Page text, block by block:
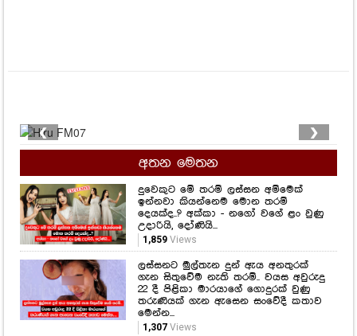
❮ ❯
අතන මෙතන
දුවෙකුට මේ තරම් ලස්සන අම්මෙක්
ඉන්නවා කියන්නෙම මොන තරම්
දෙයක්ද..? අක්කා - නගෝ වගේ ළං වුණු
උදාරියි, දෝණියි...
1,859Views
ලස්සනට මුල්තැන දුන් ඇය අනතුරක්
ගැන සිතුවේම නැති තරම්.. වයස අවුරුදු
22 දී පිළිකා මාරයාගේ ගොදුරක් වුණු
තරුණියක් ගැන ඇසෙන සංවේදී කතාව
මෙන්න...
1,307Views